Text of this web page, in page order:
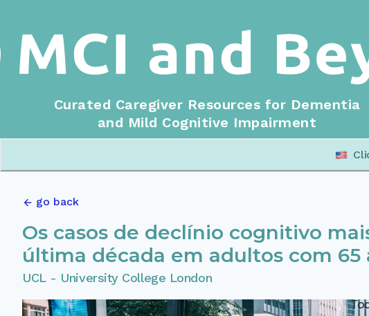
Curated Caregiver Resources for Dementia
and Mild Cognitive Impairment
go back
Os casos de declínio cognitivo
última década em adultos com 65
UCL - University College London